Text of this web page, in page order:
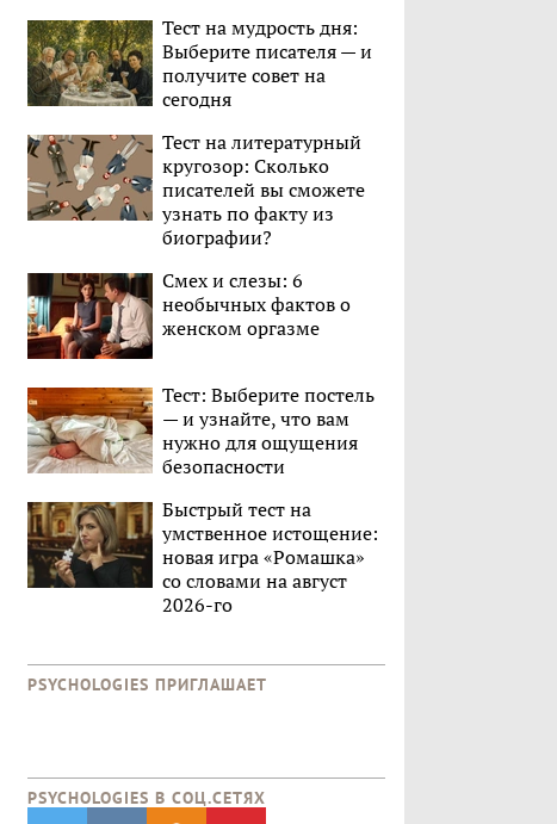
Тест на мудрость дня:
Выберите писателя — и
получите совет на
сегодня
Тест на литературный
кругозор: Сколько
писателей вы сможете
узнать по факту из
биографии?
Смех и слезы: 6
необычных фактов о
женском оргазме
Тест: Выберите постель
— и узнайте, что вам
нужно для ощущения
безопасности
Быстрый тест на
умственное истощение:
новая игра «Ромашка»
со словами на август
2026-го
PSYCHOLOGIES ПРИГЛАШАЕТ
PSYCHOLOGIES В CОЦ.СЕТЯХ